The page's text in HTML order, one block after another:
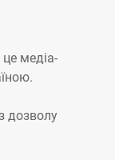
медіа-
дозволу